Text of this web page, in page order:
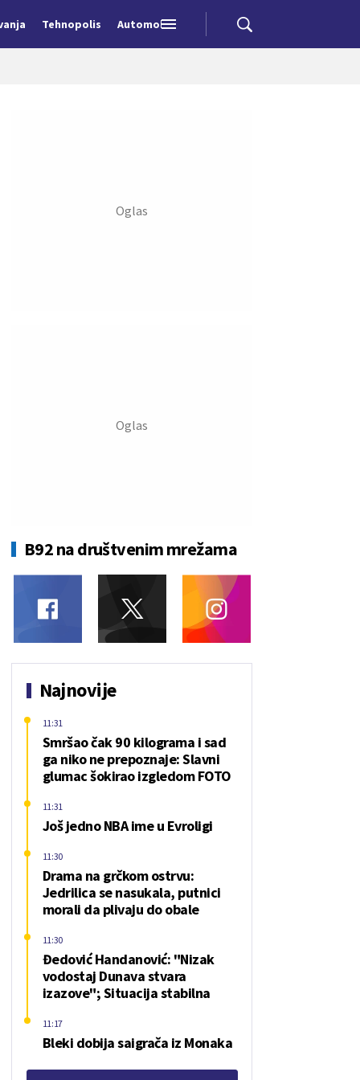
Tehnopolis Automobili
B92 na društvenim mrežama
Najnovije
Smršao čak 90 kilograma i sad
ga niko ne prepoznaje: Slavni
glumac šokirao izgledom FOTO
11:31
Još jedno NBA ime u Evroligi
11:31
Drama na grčkom ostrvu:
Jedrilica se nasukala, putnici
morali da plivaju do obale
11:30
Đedović Handanović: "Nizak
vodostaj Dunava stvara
izazove"; Situacija stabilna
11:30
Bleki dobija saigrača iz Monaka
11:17